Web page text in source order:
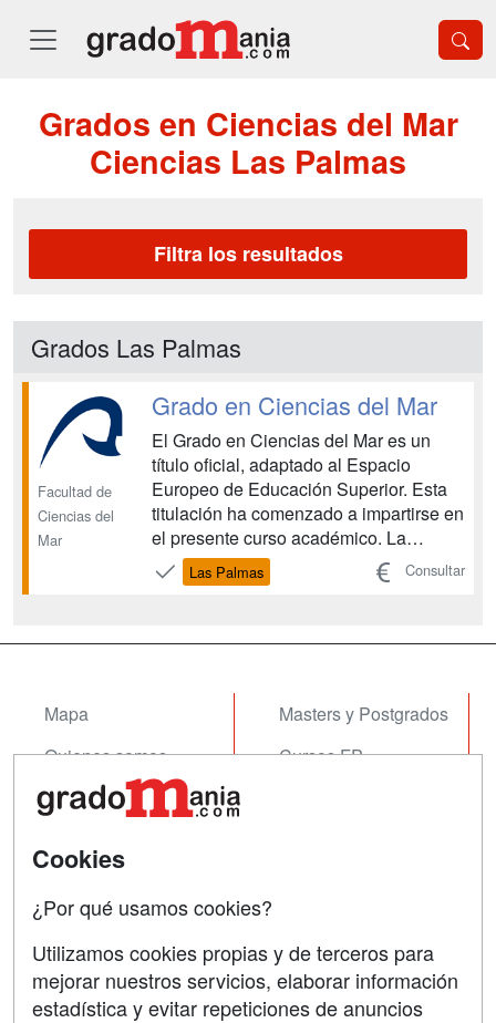
Grados en Ciencias del Mar
Ciencias Las Palmas
Filtra los resultados
Grados Las Palmas
Facultad de
Ciencias del
Mar
Grado en Ciencias del Mar
El Grado en Ciencias del Mar es un
título oficial, adaptado al Espacio
Europeo de Educación Superior. Esta
titulación ha comenzado a impartirse en
el presente curso académico. La
implantación del Grado se realiza curso
a curso....
Las Palmas Consultar
Mapa
Quienes somos
Tarifas publicidad
Masters y Postgrados
Cursos FP
Contactar
Confidencialidad
SÍGUENOS EN:
Cookies
¿Por qué usamos cookies?
Utilizamos cookies propias y de terceros para
mejorar nuestros servicios, elaborar información
estadística y evitar repeticiones de anuncios